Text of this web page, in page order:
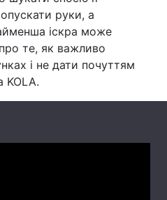
Інциденти
Туризм
Погода
руки, а
іскра може
те, як важливо
і не дати почуттям
KOLA.